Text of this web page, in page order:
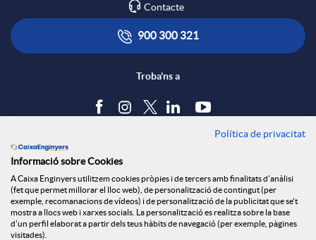
Contacte
900 300 321
Troba'ns a
Política de cookies
Avís legal
Seguretat Online
Política de privacitat
Informació sobre Cookies
A Caixa Enginyers utilitzem cookies pròpies i de tercers amb finalitats d'anàlisi
(fet que permet millorar el lloc web), de personalització de contingut (per
exemple, recomanacions de vídeos) i de personalització de la publicitat que se't
mostra a llocs web i xarxes socials. La personalització es realitza sobre la base
d'un perfil elaborat a partir dels teus hàbits de navegació (per exemple, pàgines
visitades).